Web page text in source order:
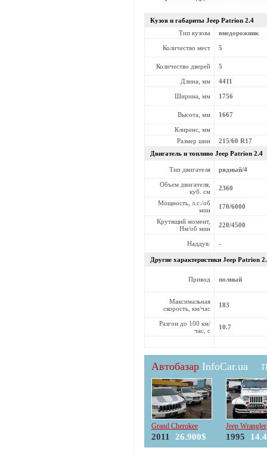
Кузов и габариты Jeep Patrion 2.4
Тип кузова
внедорожник
Количество мест 5
Количество дверей 5
Длина, мм 4411
Ширина, мм 1756
Высота, мм 1667
Клиренс, мм
Размер шин
215/60 R17
Двигатель и топливо Jeep Patrion 2.4
Тип двигателя рядный/4
Объем двигателя,
куб. см
2360
Мощность, л.с./об
мин
170/6000
Крутящий момент,
Нм/об мин
220/4500
Наддув: -
Другие характеристики Jeep Patrion
Привод полный
Максимальная
скорость, км/час
183
Разгон до 100 км/
час, с
10.7
Автобазар InfoCar.ua
Grand Cherokee
2011 26.900$
Jeep Wrangler
1995